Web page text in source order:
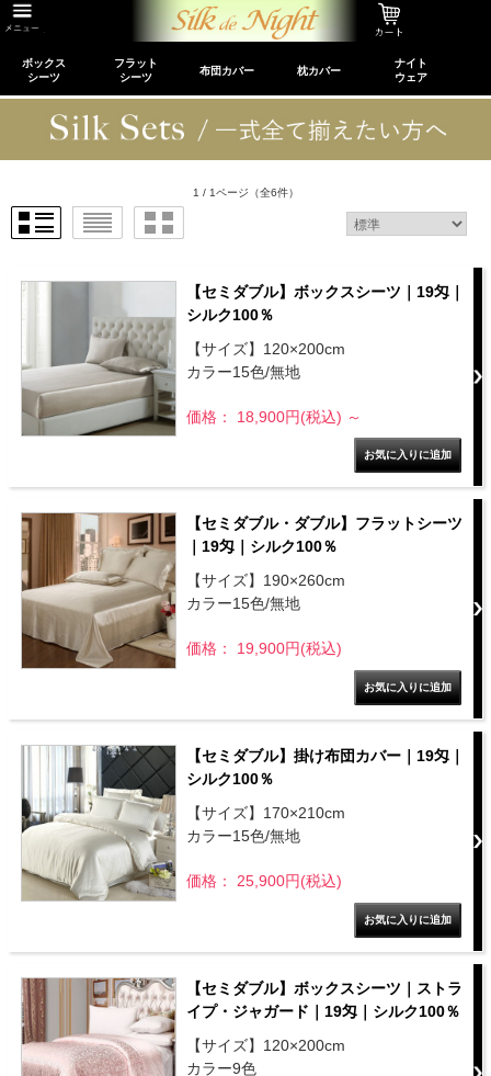
ボックス
シーツ
フラット
シーツ
布団カバー 枕カバー
ナイト
ウェア
1 / 1ページ （全6件）
【セミダブル】ボックスシーツ｜19匁｜
シルク100％
【サイズ】120×200cm
カラー15色/無地
価格： 18,900円(税込) ～
【セミダブル・ダブル】フラットシーツ
｜19匁｜シルク100％
【サイズ】190×260cm
カラー15色/無地
価格： 19,900円(税込)
【セミダブル】掛け布団カバー｜19匁｜
シルク100％
【サイズ】170×210cm
カラー15色/無地
価格： 25,900円(税込)
【セミダブル】ボックスシーツ｜ストラ
イプ・ジャガード｜19匁｜シルク100％
【サイズ】120×200cm
カラー9色